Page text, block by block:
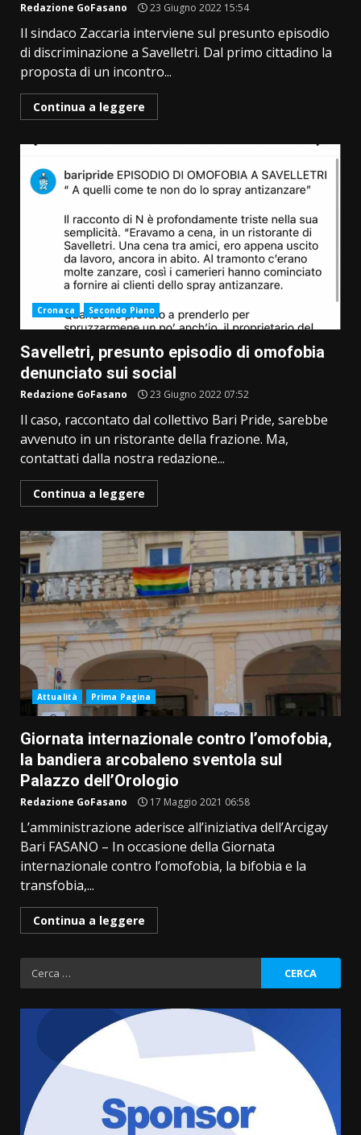
Redazione GoFasano 23 Giugno 2022 15:54
Il sindaco Zaccaria interviene sul presunto episodio
di discriminazione a Savelletri. Dal primo cittadino la
proposta di un incontro...
Continua a leggere
Cronaca Secondo Piano
Savelletri, presunto episodio di omofobia
denunciato sui social
Redazione GoFasano 23 Giugno 2022 07:52
Il caso, raccontato dal collettivo Bari Pride, sarebbe
avvenuto in un ristorante della frazione. Ma,
contattati dalla nostra redazione...
Continua a leggere
Attualità Prima Pagina
Giornata internazionale contro l’omofobia,
la bandiera arcobaleno sventola sul
Palazzo dell’Orologio
Redazione GoFasano 17 Maggio 2021 06:58
L’amministrazione aderisce all’iniziativa dell’Arcigay
Bari FASANO – In occasione della Giornata
internazionale contro l’omofobia, la bifobia e la
transfobia,...
Continua a leggere
Ricerca
per: